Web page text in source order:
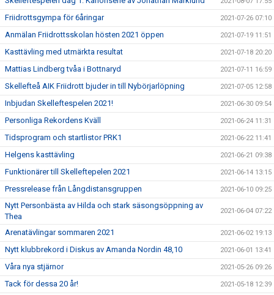
Friidrottsgympa för 6åringar 2021-07-26 07:10
Anmälan Friidrottsskolan hösten 2021 öppen 2021-07-19 11:51
Kasttävling med utmärkta resultat 2021-07-18 20:20
Mattias Lindberg tvåa i Bottnaryd 2021-07-11 16:59
Skellefteå AIK Friidrott bjuder in till Nybörjarlöpning 2021-07-05 12:58
Inbjudan Skelleftespelen 2021! 2021-06-30 09:54
Personliga Rekordens Kväll 2021-06-24 11:31
Tidsprogram och startlistor PRK1 2021-06-22 11:41
Helgens kasttävling 2021-06-21 09:38
Funktionärer till Skelleftepelen 2021 2021-06-14 13:15
Pressrelease från Långdistansgruppen 2021-06-10 09:25
Nytt Personbästa av Hilda och stark säsongsöppning av
Thea
2021-06-04 07:22
Arenatävlingar sommaren 2021 2021-06-02 19:13
Nytt klubbrekord i Diskus av Amanda Nordin 48,10 2021-06-01 13:41
Våra nya stjärnor 2021-05-26 09:26
Tack för dessa 20 år! 2021-05-18 12:39